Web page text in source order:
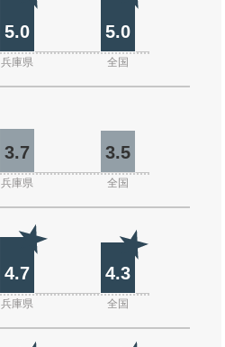
5.0 5.0
兵庫県 全国
3.7 3.5
兵庫県 全国
4.7 4.3
兵庫県 全国